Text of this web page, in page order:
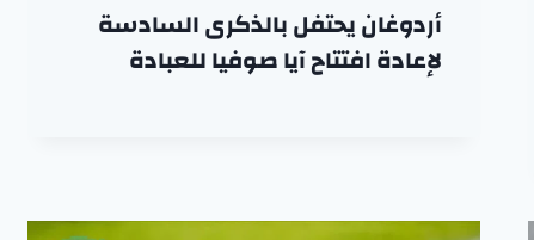
أردوغان يحتفل بالذكرى السادسة
لإعادة افتتاح آيا صوفيا للعبادة